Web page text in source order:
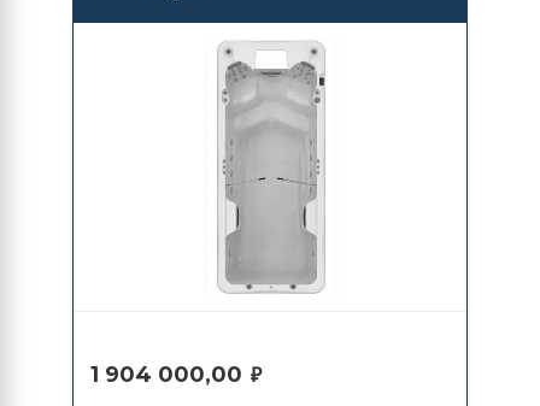
1 904 000,00 ₽